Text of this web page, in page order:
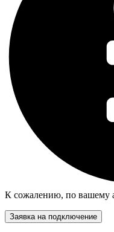
К сожалению, по вашему
Заявка на подключение